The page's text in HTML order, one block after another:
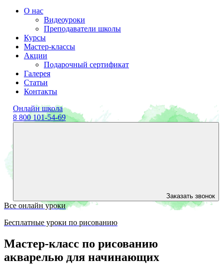
О нас
Видеоуроки
Преподаватели школы
Курсы
Мастер-классы
Акции
Подарочный сертификат
Галерея
Статьи
Контакты
Онлайн школа
8 800 101-54-69
Заказать звонок
Все онлайн уроки
Бесплатные уроки по рисованию
Мастер-класс по рисованию
акварелью для начинающих